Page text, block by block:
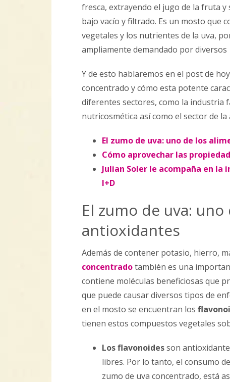
fresca, extrayendo el jugo de la fruta
bajo vacío y filtrado. Es un mosto que
vegetales y los nutrientes de la uva,
ampliamente demandado por
Y de esto hablaremos en el post de
concentrado y cómo esta potente
diferentes sectores, como la industria
nutricosmética así como el sector de
El zumo de uva: uno de los
Cómo aprovechar las
Julian Soler le acompaña en
I+D
El zumo de uva:
antioxidantes
Además de contener potasio, hierro,
concentradotambién es una
contiene moléculas beneficiosas que
que puede causar diversos tipos de
en el mosto se encuentran los
tienen estos compuestos vegetales
Los flavonoidesson
libres. Por lo tanto, el consumo
zumo de uva concentrado, está